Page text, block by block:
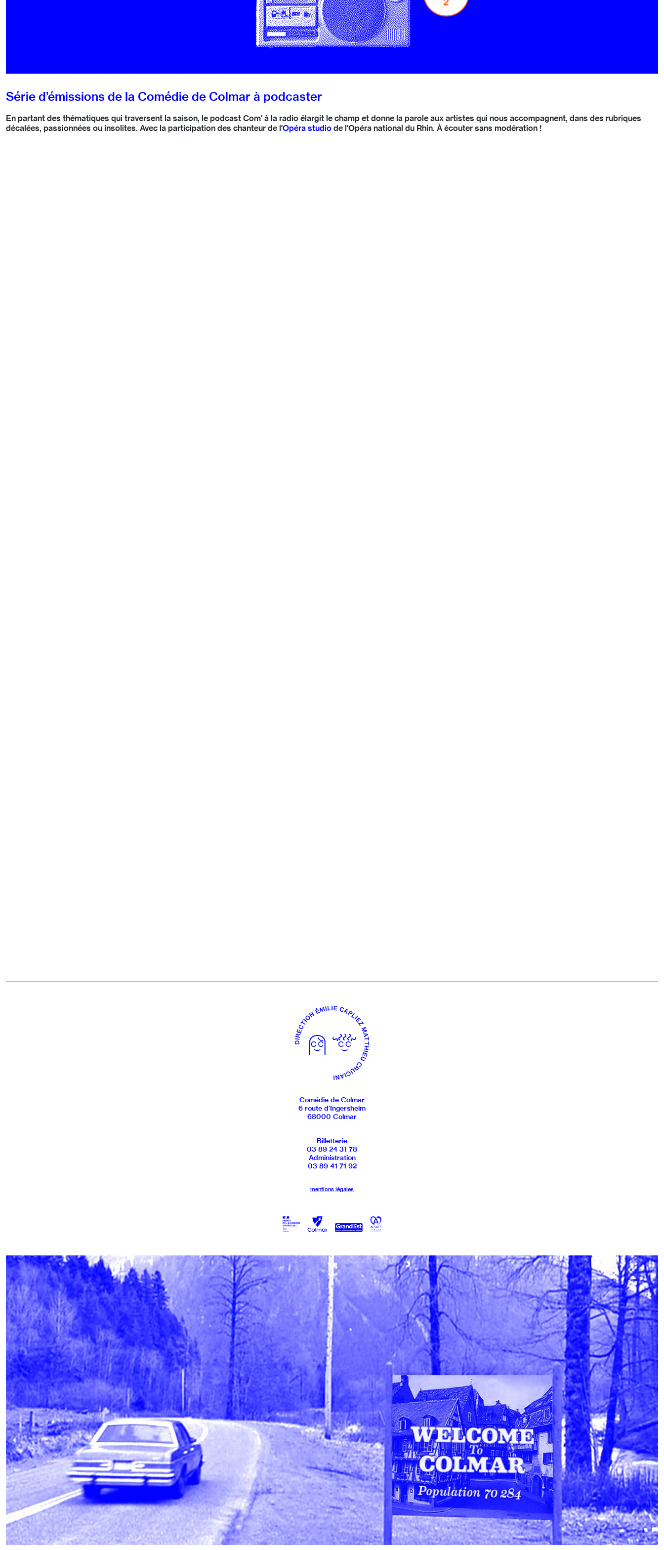
Série d’émissions de la Comédie de Colmar à podcaster
En partant des thématiques qui traversent la saison, le podcast Com' à la radio élargit le champ et donne la parole aux artistes qui nous accompagnent, dans des rubriques
décalées, passionnées ou insolites. Avec la participation des chanteur de l'Opéra studio de l'Opéra national du Rhin. À écouter sans modération !
Comédie de Colmar
6 route d’Ingersheim
68000 Colmar
Billetterie
03 89 24 31 78
Administration
03 89 41 71 92
mentions légales